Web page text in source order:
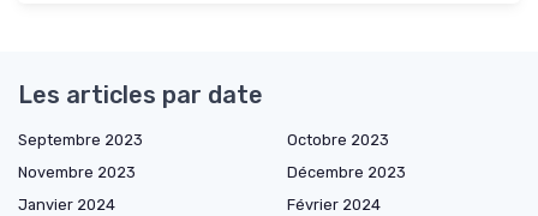
Les articles par date
Septembre 2023
Octobre 2023
Novembre 2023
Décembre 2023
Janvier 2024
Février 2024